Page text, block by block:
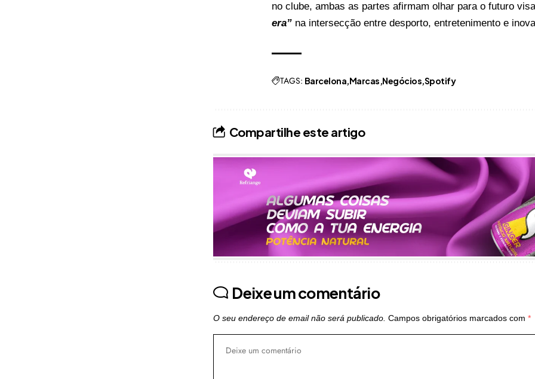
no clube, ambas as partes afirmam olhar para o futuro
era”na intersecção entre desporto, entretenimento e
TAGS: Barcelona Marcas Negócios Spotify
Compartilhe este artigo
Deixe um comentário
O seu endereço de email não será publicado. Campos obrigatórios marcados com *